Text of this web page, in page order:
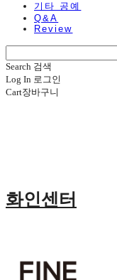
기타 공예
Q&A
Review
Search 검색
Log In 로그인
Cart장바구니
화인센터